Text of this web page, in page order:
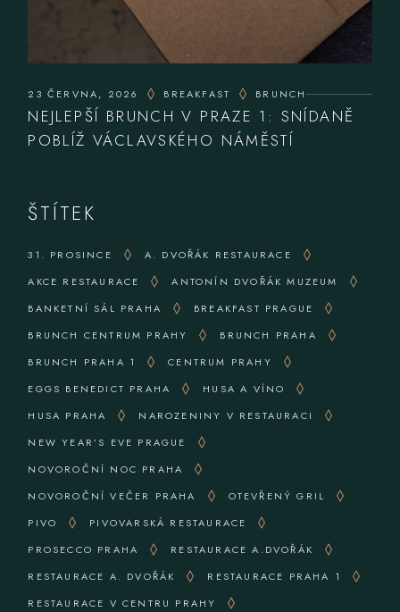
23 ČERVNA, 2026 BREAKFAST BRUNCH
NEJLEPŠÍ BRUNCH V PRAZE 1: SNÍDANĚ
POBLÍŽ VÁCLAVSKÉHO NÁMĚSTÍ
ŠTÍTEK
31. PROSINCE
A. DVOŘÁK RESTAURACE
AKCE RESTAURACE
ANTONÍN DVOŘÁK MUZEUM
BANKETNÍ SÁL PRAHA
BREAKFAST PRAGUE
BRUNCH CENTRUM PRAHY
BRUNCH PRAHA
BRUNCH PRAHA 1
CENTRUM PRAHY
EGGS BENEDICT PRAHA
HUSA A VÍNO
HUSA PRAHA
NAROZENINY V RESTAURACI
NEW YEAR’S EVE PRAGUE
NOVOROČNÍ NOC PRAHA
NOVOROČNÍ VEČER PRAHA
OTEVŘENÝ GRIL
PIVO
PIVOVARSKÁ RESTAURACE
PROSECCO PRAHA
RESTAURACE A.DVOŘÁK
RESTAURACE A. DVOŘÁK
RESTAURACE PRAHA 1
RESTAURACE V CENTRU PRAHY